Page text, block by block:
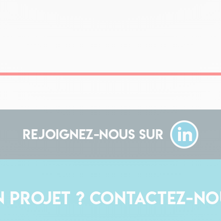
Rejoignez-nous sur
projet ? Contactez-